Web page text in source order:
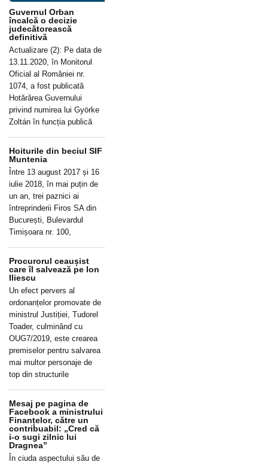
Guvernul Orban
încalcă o decizie
judecătorească
definitivă
Actualizare (2): Pe data de
13.11.2020, în Monitorul
Oficial al României nr.
1074, a fost publicată
Hotărârea Guvernului
privind numirea lui Györke
Zoltán în funcția publică
Hoiturile din beciul SIF
Muntenia
Între 13 august 2017 și 16
iulie 2018, în mai puțin de
un an, trei paznici ai
întreprinderii Firos SA din
București, Bulevardul
Timișoara nr. 100,
Procurorul ceaușist
care îl salvează pe Ion
Iliescu
Un efect pervers al
ordonanțelor promovate de
ministrul Justiției, Tudorel
Toader, culminând cu
OUG7/2019, este crearea
premiselor pentru salvarea
mai multor personaje de
top din structurile
Mesaj pe pagina de
Facebook a ministrului
Finanțelor, către un
contribuabil: „Cred că
i-o sugi zilnic lui
Dragnea”
În ciuda aspectului său de